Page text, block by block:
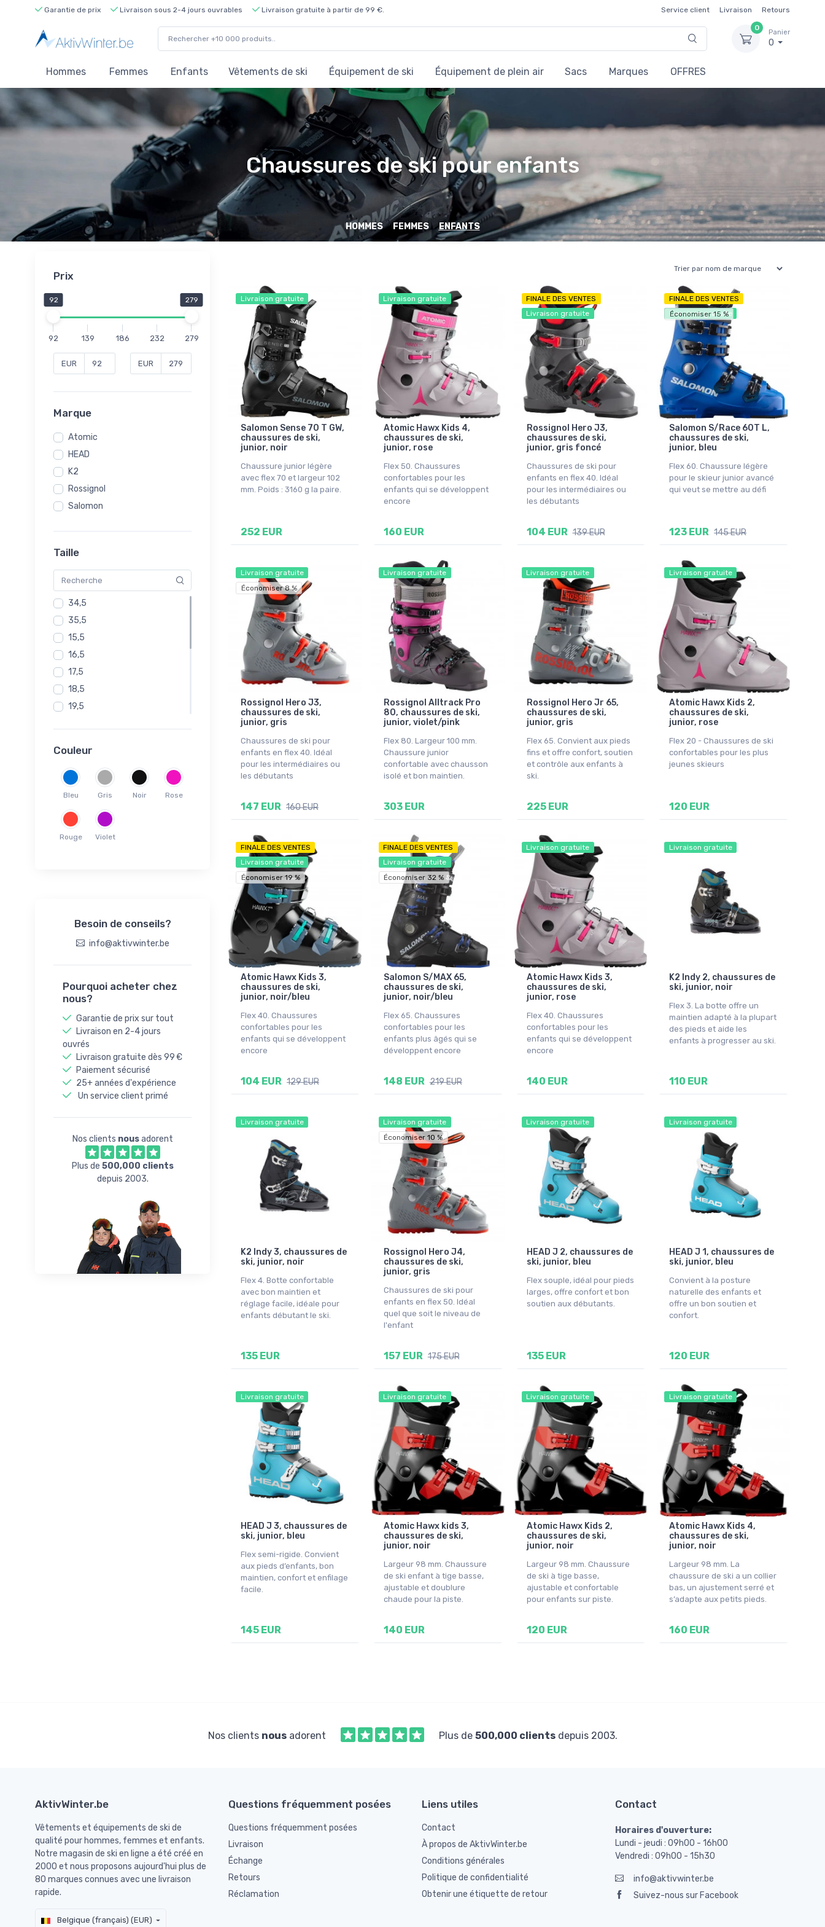
Garantie de prix Livraison sous 2-4 jours ouvrables Livraison gratuite à partir de 99 €. Service client Livraison Retours
0
Panier
0
Hommes Femmes Enfants Vêtements de ski Équipement de ski Équipement de plein air Sacs Marques OFFRES
Chaussures de ski pour enfants
HOMMES FEMMES ENFANTS
Prix
92 279
92 139 186 232 279
EUR EUR
Marque
Atomic
HEAD
K2
Rossignol
Salomon
Taille
34,5
35,5
15,5
16,5
17,5
18,5
19,5
22,5
23,5
24,5
25,5
26,5
Couleur
Bleu Gris Noir Rose
Rouge Violet
Besoin de conseils?
info@aktivwinter.be
Pourquoi acheter chez
nous?
Garantie de prix sur tout
Livraison en 2-4 jours
ouvrés
Livraison gratuite dès 99 €
Paiement sécurisé
25+ années d'expérience
Un service client primé
Nos clients nousadorent
Plus de 500,000 clients
depuis 2003.
Livraison gratuite
Salomon Sense 70 T GW,
chaussures de ski,
junior, noir
Chaussure junior légère
avec flex 70 et largeur 102
mm. Poids : 3160 g la paire.
252 EUR
Livraison gratuite
Atomic Hawx Kids 4,
chaussures de ski,
junior, rose
Flex 50. Chaussures
confortables pour les
enfants qui se développent
encore
160 EUR
FINALE DES VENTES
Livraison gratuite
Rossignol Hero J3,
chaussures de ski,
junior, gris foncé
Chaussures de ski pour
enfants en flex 40. Idéal
pour les intermédiaires ou
les débutants
104 EUR 139 EUR
FINALE DES VENTES
Livraison gratuite
Économiser 15 %
Salomon S/Race 60T L,
chaussures de ski,
junior, bleu
Flex 60. Chaussure légère
pour le skieur junior avancé
qui veut se mettre au défi
123 EUR 145 EUR
Livraison gratuite
Économiser 8 %
Rossignol Hero J3,
chaussures de ski,
junior, gris
Chaussures de ski pour
enfants en flex 40. Idéal
pour les intermédiaires ou
les débutants
147 EUR 160 EUR
Livraison gratuite
Rossignol Alltrack Pro
80, chaussures de ski,
junior, violet/pink
Flex 80. Largeur 100 mm.
Chaussure junior
confortable avec chausson
isolé et bon maintien.
303 EUR
Livraison gratuite
Rossignol Hero Jr 65,
chaussures de ski,
junior, gris
Flex 65. Convient aux pieds
fins et offre confort, soutien
et contrôle aux enfants à
ski.
225 EUR
Livraison gratuite
Atomic Hawx Kids 2,
chaussures de ski,
junior, rose
Flex 20 - Chaussures de ski
confortables pour les plus
jeunes skieurs
120 EUR
FINALE DES VENTES
Livraison gratuite
Économiser 19 %
Atomic Hawx Kids 3,
chaussures de ski,
junior, noir/bleu
Flex 40. Chaussures
confortables pour les
enfants qui se développent
encore
104 EUR 129 EUR
FINALE DES VENTES
Livraison gratuite
Économiser 32 %
Salomon S/MAX 65,
chaussures de ski,
junior, noir/bleu
Flex 65. Chaussures
confortables pour les
enfants plus âgés qui se
développent encore
148 EUR 219 EUR
Livraison gratuite
Atomic Hawx Kids 3,
chaussures de ski,
junior, rose
Flex 40. Chaussures
confortables pour les
enfants qui se développent
encore
140 EUR
Livraison gratuite
K2 Indy 2, chaussures de
ski, junior, noir
Flex 3. La botte offre un
maintien adapté à la plupart
des pieds et aide les
enfants à progresser au ski.
110 EUR
Livraison gratuite
K2 Indy 3, chaussures de
ski, junior, noir
Flex 4. Botte confortable
avec bon maintien et
réglage facile, idéale pour
enfants débutant le ski.
135 EUR
Livraison gratuite
Économiser 10 %
Rossignol Hero J4,
chaussures de ski,
junior, gris
Chaussures de ski pour
enfants en flex 50. Idéal
quel que soit le niveau de
l'enfant
157 EUR 175 EUR
Livraison gratuite
HEAD J 2, chaussures de
ski, junior, bleu
Flex souple, idéal pour pieds
larges, offre confort et bon
soutien aux débutants.
135 EUR
Livraison gratuite
HEAD J 1, chaussures de
ski, junior, bleu
Convient à la posture
naturelle des enfants et
offre un bon soutien et
confort.
120 EUR
Livraison gratuite
HEAD J 3, chaussures de
ski, junior, bleu
Flex semi-rigide. Convient
aux pieds d’enfants, bon
maintien, confort et enfilage
facile.
145 EUR
Livraison gratuite
Atomic Hawx kids 3,
chaussures de ski,
junior, noir
Largeur 98 mm. Chaussure
de ski enfant à tige basse,
ajustable et doublure
chaude pour la piste.
140 EUR
Livraison gratuite
Atomic Hawx Kids 2,
chaussures de ski,
junior, noir
Largeur 98 mm. Chaussure
de ski à tige basse,
ajustable et confortable
pour enfants sur piste.
120 EUR
Livraison gratuite
Atomic Hawx Kids 4,
chaussures de ski,
junior, noir
Largeur 98 mm. La
chaussure de ski a un collier
bas, un ajustement serré et
s’adapte aux petits pieds.
160 EUR
Nos clients nousadorent Plus de 500,000 clientsdepuis 2003.
AktivWinter.be
Vêtements et équipements de ski de
qualité pour hommes, femmes et enfants.
Notre magasin de ski en ligne a été créé en
2000 et nous proposons aujourd'hui plus de
80 marques connues avec une livraison
rapide.
Belgique (français) (EUR)
Questions fréquemment posées
Questions fréquemment posées
Livraison
Échange
Retours
Réclamation
Liens utiles
Contact
À propos de AktivWinter.be
Conditions générales
Politique de confidentialité
Obtenir une étiquette de retour
Contact
Horaires d'ouverture:
Lundi - jeudi : 09h00 - 16h00
Vendredi : 09h00 - 15h30
info@aktivwinter.be
Suivez-nous sur Facebook